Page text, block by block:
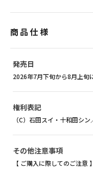
商品仕様
発売日
2026年7月下旬から8月上旬
権利表記
（C）石田スイ・十和田シ
その他注意事項
【 ご購入に際してのご注意 】